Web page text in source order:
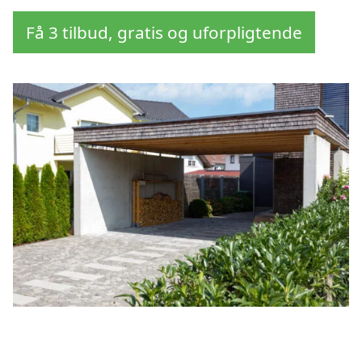
Få 3 tilbud, gratis og uforpligtende